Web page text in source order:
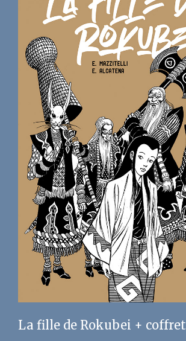
La fille de Rokubei + coffret